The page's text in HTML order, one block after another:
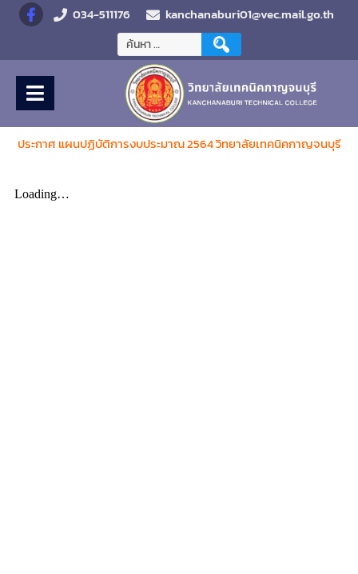
034-511176 kanchanaburi01@vec.mail.go.th
ประกาศ แผนปฏิบัติการงบประมาณ 2564 วิทยาลัยเทคนิคกาญจนบุรี